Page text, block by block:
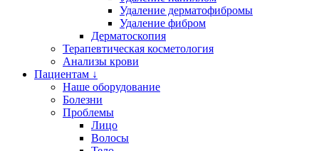
Удаление дерматофибромы
Удаление фибром
Дерматоскопия
Терапевтическая косметология
Анализы крови
Пациентам ↓
Наше оборудование
Болезни
Проблемы
Лицо
Волосы